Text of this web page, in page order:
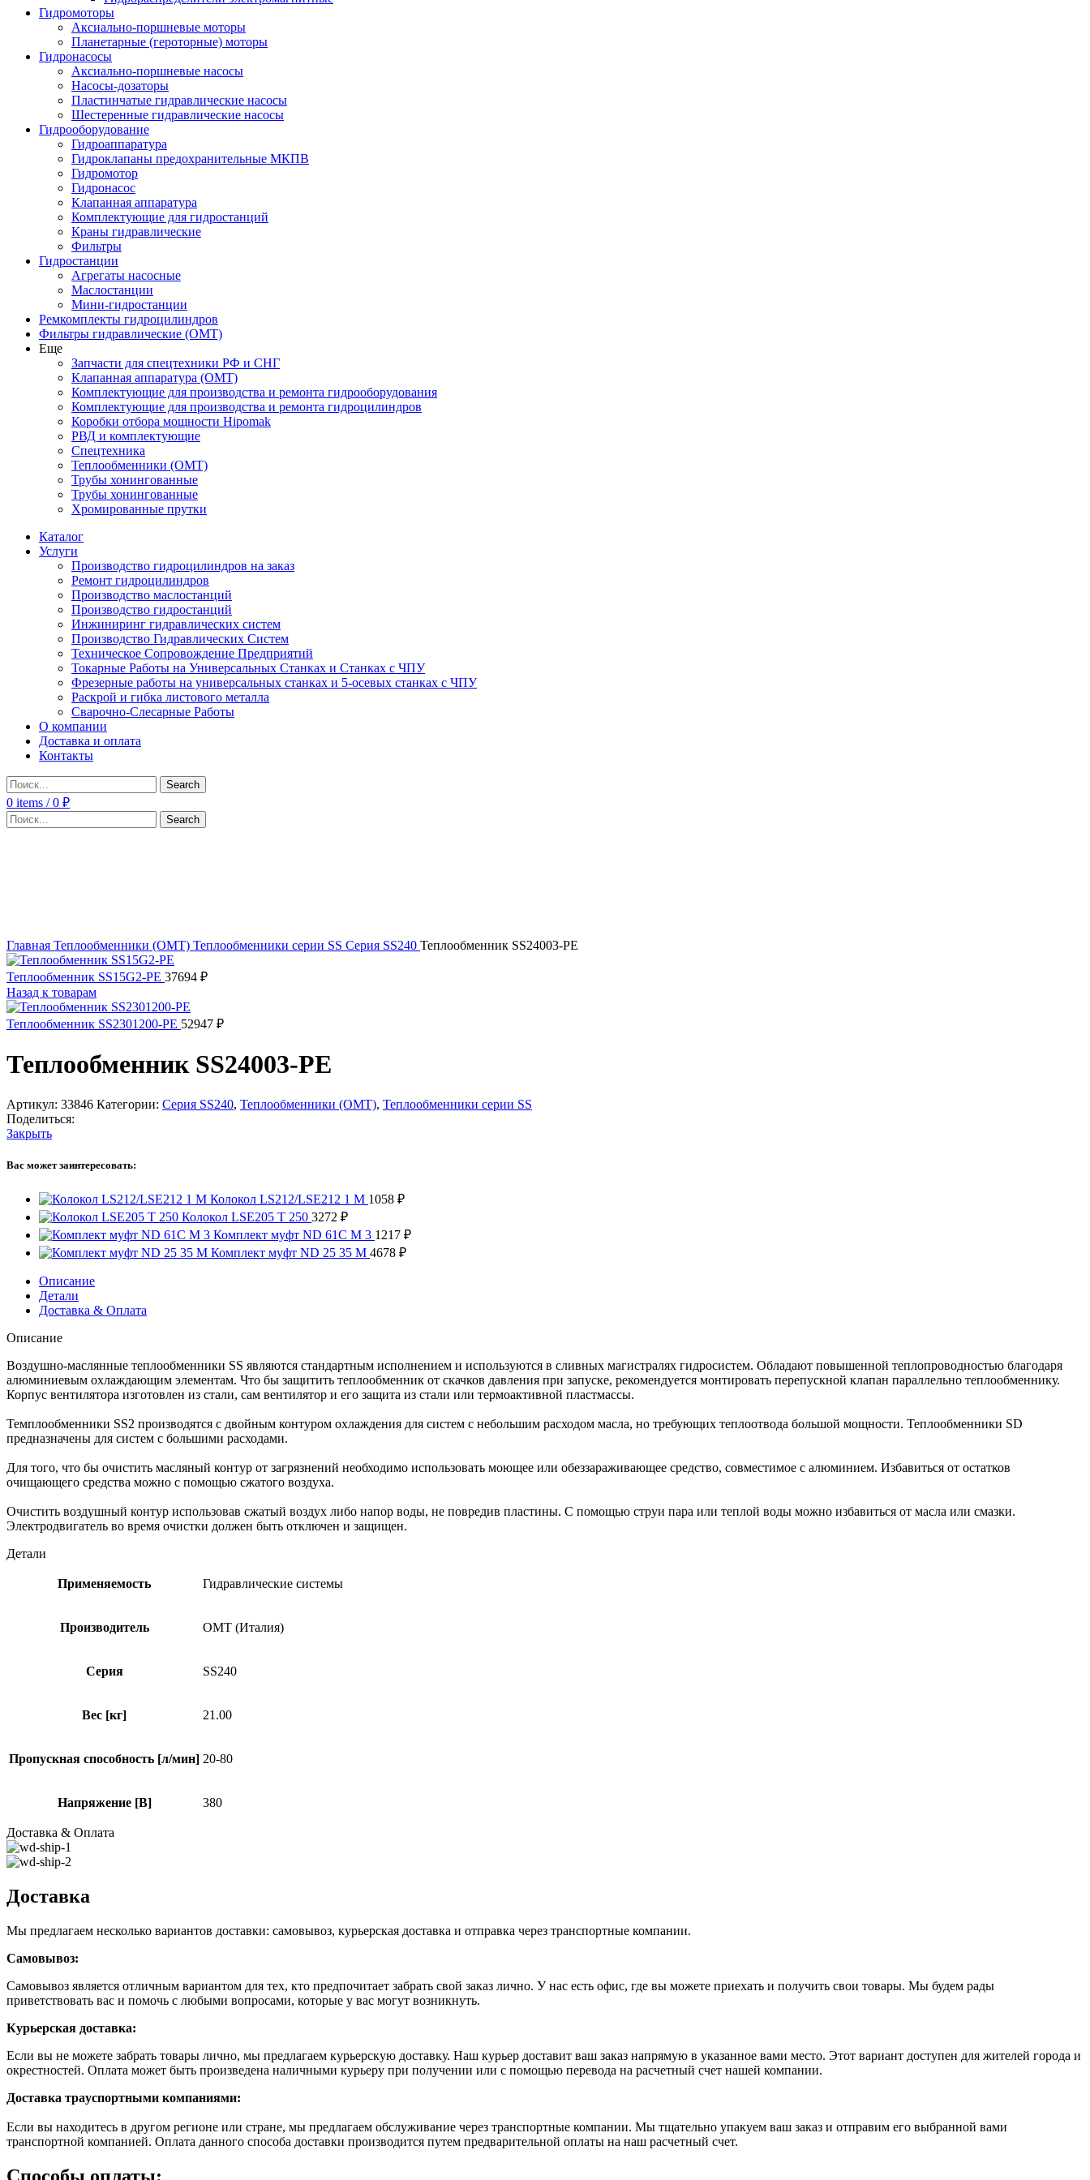
Гидромоторы
Аксиально-поршневые моторы
Планетарные (героторные) моторы
Гидронасосы
Аксиально-поршневые насосы
Насосы-дозаторы
Пластинчатые гидравлические насосы
Шестеренные гидравлические насосы
Гидрооборудование
Гидроаппаратура
Гидроклапаны предохранительные МКПВ
Гидромотор
Гидронасос
Клапанная аппаратура
Комплектующие для гидростанций
Краны гидравлические
Фильтры
Гидростанции
Агрегаты насосные
Маслостанции
Мини-гидростанции
Ремкомплекты гидроцилиндров
Фильтры гидравлические (OMT)
Еще
Запчасти для спецтехники РФ и СНГ
Клапанная аппаратура (OMT)
Комплектующие для производства и ремонта гидрооборудования
Комплектующие для производства и ремонта гидроцилиндров
Коробки отбора мощности Hipomak
РВД и комплектующие
Спецтехника
Теплообменники (OMT)
Трубы хонингованные
Трубы хонингованные
Хромированные прутки
Каталог
Услуги
Производство гидроцилиндров на заказ
Ремонт гидроцилиндров
Производство маслостанций
Производство гидростанций
Инжиниринг гидравлических систем
Производство Гидравлических Систем
Техническое Сопровождение Предприятий
Токарные Работы на Универсальных Станках и Станках с ЧПУ
Фрезерные работы на универсальных станках и 5-осевых станках с ЧПУ
Раскрой и гибка листового металла
Сварочно-Слесарные Работы
О компании
Доставка и оплата
Контакты
Search
0 items / 0 ₽
Search
Главная Теплообменники (OMT) Теплообменники серии SS Серия SS240 Теплообменник SS24003-PE
Теплообменник SS15G2-PE 37694 ₽
Назад к товарам
Теплообменник SS2301200-PE 52947 ₽
Теплообменник SS24003-PE
Артикул: 33846 Категории: Серия SS240, Теплообменники (OMT), Теплообменники серии SS
Поделиться:
Закрыть
Вас может заинтересовать:
Колокол LS212/LSE212 1 M 1058 ₽
Колокол LSE205 T 250 3272 ₽
Комплект муфт ND 61C M 3 1217 ₽
Комплект муфт ND 25 35 M 4678 ₽
Описание
Детали
Доставка & Оплата
Описание
Воздушно-маслянные теплообменники SS являются стандартным исполнением и используются в сливных магистралях гидросистем. Обладают повышенной теплопроводностью благодаря
алюминиевым охлаждающим элементам. Что бы защитить теплообменник от скачков давления при запуске, рекомендуется монтировать перепускной клапан параллельно теплообменнику.
Корпус вентилятора изготовлен из стали, сам вентилятор и его защита из стали или термоактивной пластмассы.
Темплообменники SS2 производятся с двойным контуром охлаждения для систем с небольшим расходом масла, но требующих теплоотвода большой мощности. Теплообменники SD
предназначены для систем с большими расходами.
Для того, что бы очистить масляный контур от загрязнений необходимо использовать моющее или обеззараживающее средство, совместимое с алюминием. Избавиться от остатков
очищающего средства можно с помощью сжатого воздуха.
Очистить воздушный контур использовав сжатый воздух либо напор воды, не повредив пластины. С помощью струи пара или теплой воды можно избавиться от масла или смазки.
Электродвигатель во время очистки должен быть отключен и защищен.
Детали
Применяемость Гидравлические системы
Производитель OMT (Италия)
Серия SS240
Вес [кг] 21.00
Пропускная способность [л/мин] 20-80
Напряжение [В] 380
Доставка & Оплата
Доставка
Мы предлагаем несколько вариантов доставки: самовывоз, курьерская доставка и отправка через транспортные компании.
Самовывоз:
Самовывоз является отличным вариантом для тех, кто предпочитает забрать свой заказ лично. У нас есть офис, где вы можете приехать и получить свои товары. Мы будем рады
приветствовать вас и помочь с любыми вопросами, которые у вас могут возникнуть.
Курьерская доставка:
Если вы не можете забрать товары лично, мы предлагаем курьерскую доставку. Наш курьер доставит ваш заказ напрямую в указанное вами место. Этот вариант доступен для жителей города и
окрестностей. Оплата может быть произведена наличными курьеру при получении или с помощью перевода на расчетный счет нашей компании.
Доставка траyспортными компаниями:
Если вы находитесь в другом регионе или стране, мы предлагаем обслуживание через транспортные компании. Мы тщательно упакуем ваш заказ и отправим его выбранной вами
транспортной компанией. Оплата данного способа доставки производится путем предварительной оплаты на наш расчетный счет.